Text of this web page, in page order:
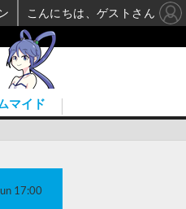
マイド
17:00
こんにちは、ゲストさん